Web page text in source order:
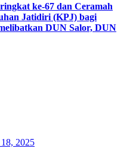
ke-67 dan Ceramah
Jatidiri (KPJ) bagi
DUN Salor, DUN
2025